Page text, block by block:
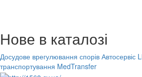
Нове в каталозі
Досудове врегулювання спорів Автосервіс
транспортування MedTransfer